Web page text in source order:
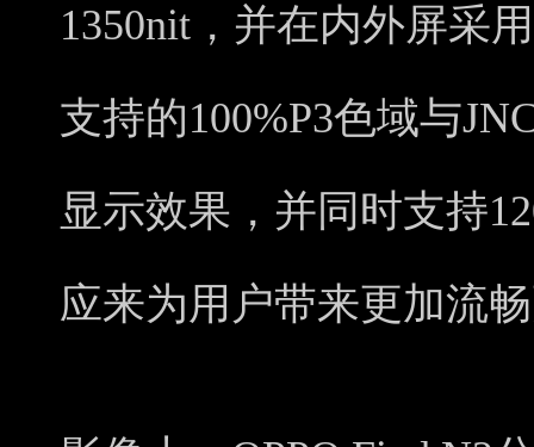
1350nit，并在内外屏采
支持的100%P3色域与
显示效果，并同时支持
应来为用户带来更加流